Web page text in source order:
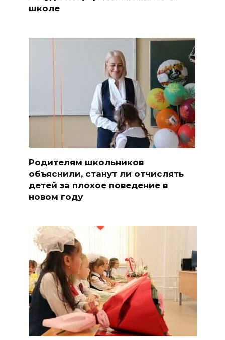
школе
Родителям школьников
объяснили, станут ли отчислять
детей за плохое поведение в
новом году